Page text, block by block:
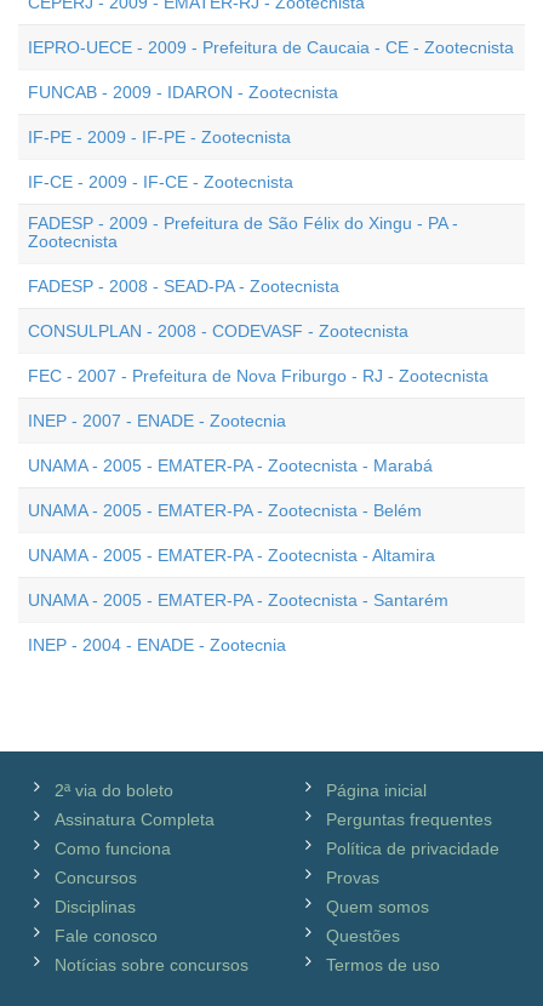
IEPRO-UECE - 2009 - Prefeitura de Caucaia - CE - Zootecnista
FUNCAB - 2009 - IDARON - Zootecnista
IF-PE - 2009 - IF-PE - Zootecnista
IF-CE - 2009 - IF-CE - Zootecnista
FADESP - 2009 - Prefeitura de São Félix do Xingu - PA -
Zootecnista
FADESP - 2008 - SEAD-PA - Zootecnista
CONSULPLAN - 2008 - CODEVASF - Zootecnista
FEC - 2007 - Prefeitura de Nova Friburgo - RJ - Zootecnista
INEP - 2007 - ENADE - Zootecnia
UNAMA - 2005 - EMATER-PA - Zootecnista - Marabá
UNAMA - 2005 - EMATER-PA - Zootecnista - Belém
UNAMA - 2005 - EMATER-PA - Zootecnista - Altamira
UNAMA - 2005 - EMATER-PA - Zootecnista - Santarém
INEP - 2004 - ENADE - Zootecnia
2ª via do boleto
Assinatura Completa
Como funciona
Concursos
Disciplinas
Fale conosco
Notícias sobre concursos
Página inicial
Perguntas frequentes
Política de privacidade
Provas
Quem somos
Questões
Termos de uso